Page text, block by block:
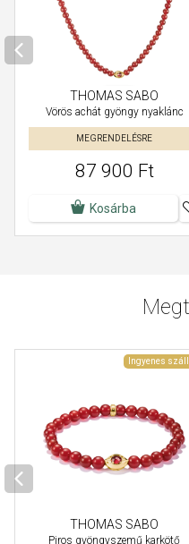
THOMAS SABO
Vörös achát gyöngy nyaklánc
MEGRENDELÉSRE
87 900 Ft
Kosárba
Ingyenes
THOMAS SABO
Piros gyöngyszemű karkötő